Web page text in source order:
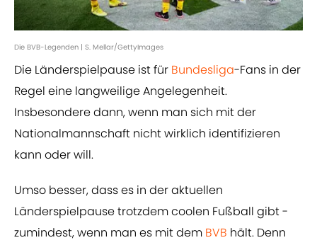
Die BVB-Legenden | S. Mellar/GettyImages
Die Länderspielpause ist für Bundesliga-Fans in der
Regel eine langweilige Angelegenheit.
Insbesondere dann, wenn man sich mit der
Nationalmannschaft nicht wirklich identifizieren
kann oder will.
Umso besser, dass es in der aktuellen
Länderspielpause trotzdem coolen Fußball gibt -
zumindest, wenn man es mit dem BVB hält. Denn